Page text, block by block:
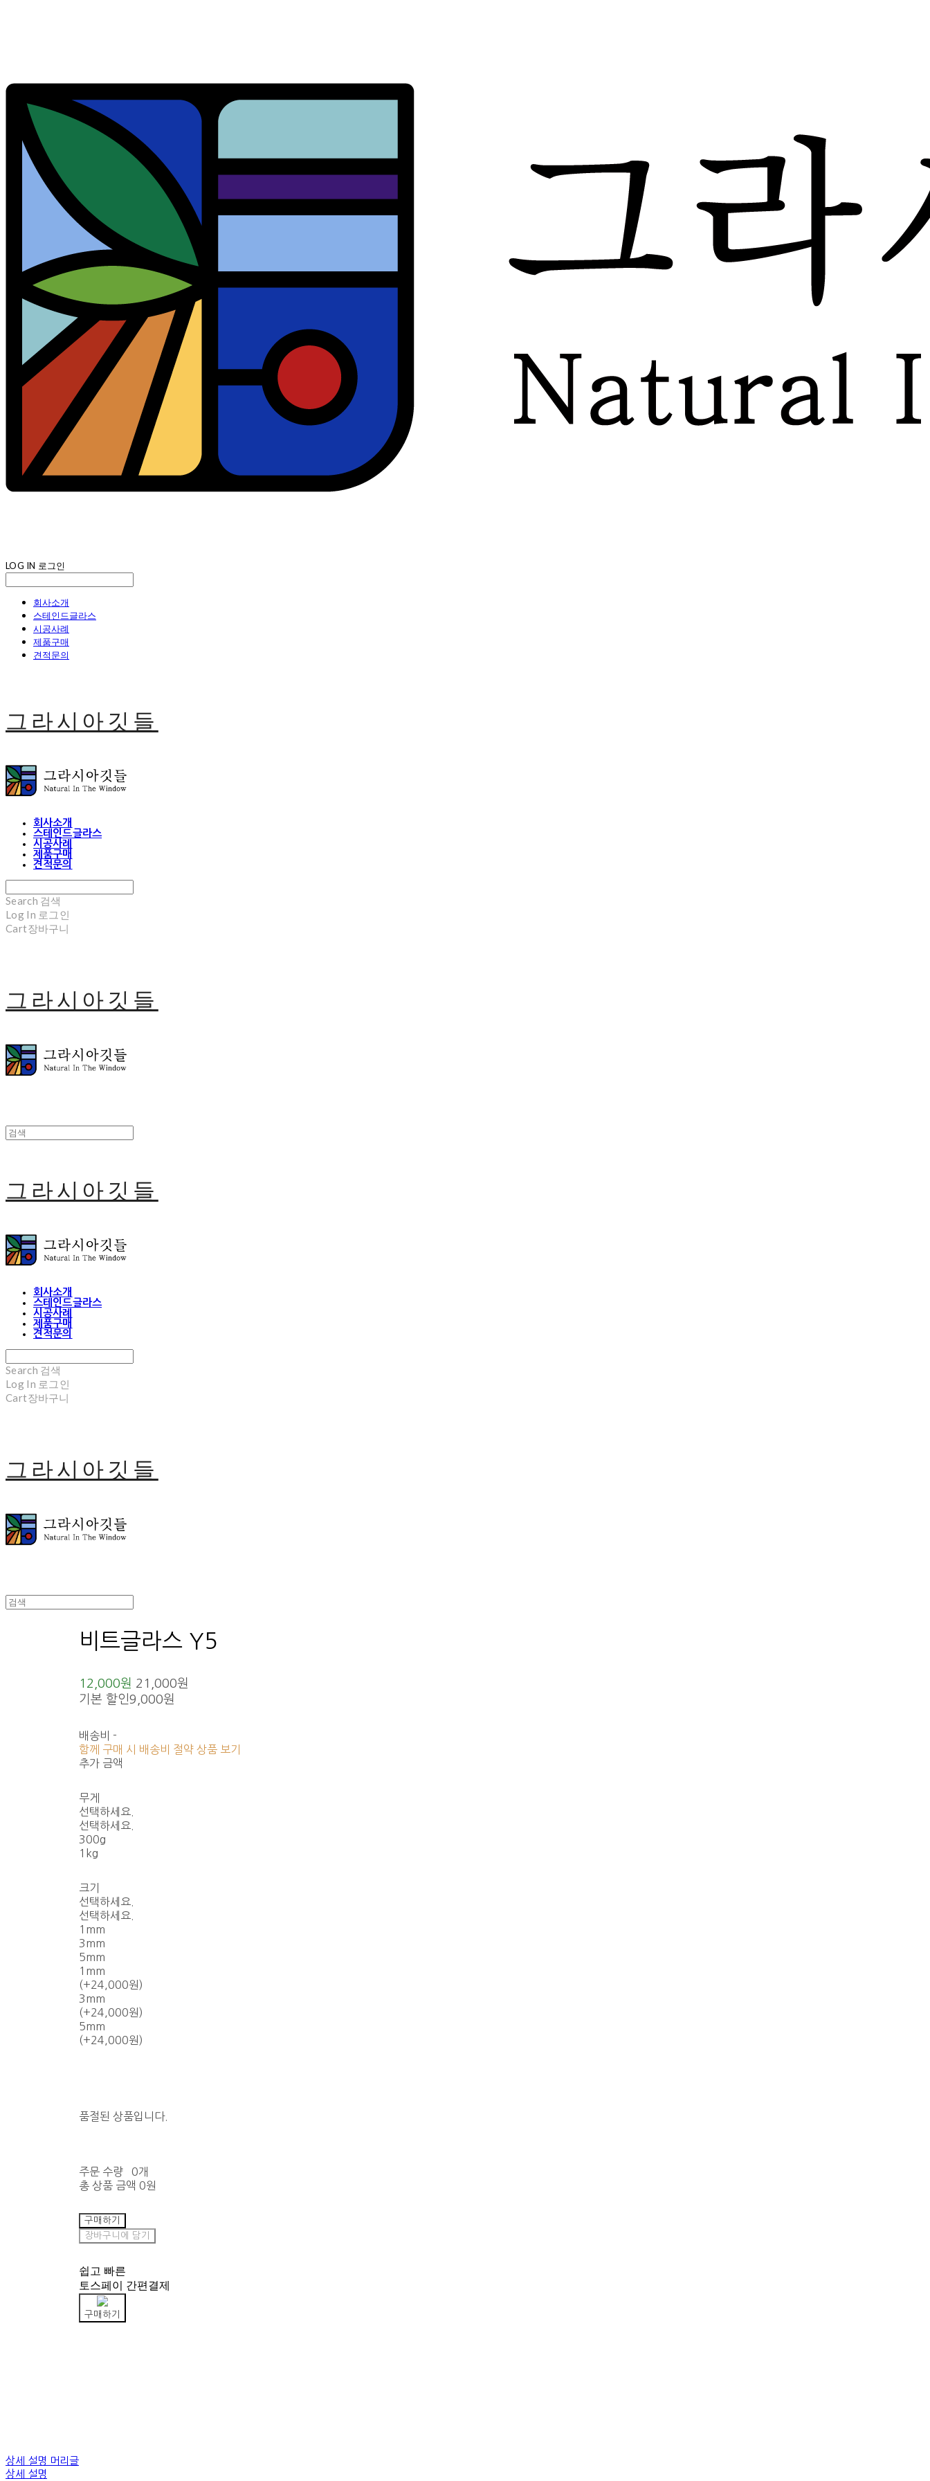
LOG IN 로그인
회사소개
스테인드글라스
시공사례
제품구매
견적문의
그라시아깃들
회사소개
스테인드글라스
시공사례
제품구매
견적문의
Search 검색
Log In 로그인
Cart장바구니
그라시아깃들
그라시아깃들
회사소개
스테인드글라스
시공사례
제품구매
견적문의
Search 검색
Log In 로그인
Cart장바구니
그라시아깃들
비트글라스 Y5
12,000원 21,000원
기본 할인9,000원
배송비 -
함께 구매 시 배송비 절약 상품 보기
추가 금액
무게
선택하세요.
선택하세요.
300g
1kg
크기
선택하세요.
선택하세요.
1mm
3mm
5mm
1mm
(+24,000원)
3mm
(+24,000원)
5mm
(+24,000원)
품절된 상품입니다.
주문 수량
0개
총 상품 금액 0원
구매하기
장바구니에 담기
쉽고 빠른
토스페이 간편결제
구매하기
상세 설명 머리글
상세 설명